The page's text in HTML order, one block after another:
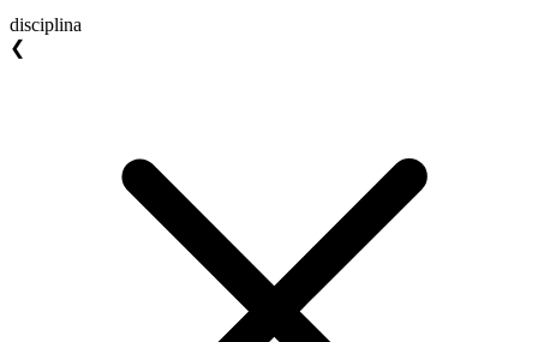
disciplina
❮